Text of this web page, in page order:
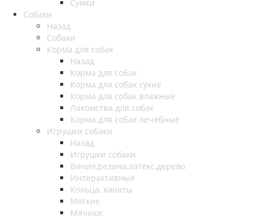
Сумки
Собаки
Назад
Собаки
Корма для собак
Назад
Корма для собак
Корма для собак сухие
Корма для собак влажные
Лакомства для собак
Корма для собак лечебные
Игрушки собаки
Назад
Игрушки собаки
Винил,резина,латекс,дерево
Интерактивные
Кольца, канаты
Мягкие
Мячики